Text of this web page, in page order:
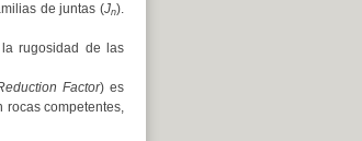
de juntas (Jn).
rugosidad de las
Factor) es
rocas competentes,